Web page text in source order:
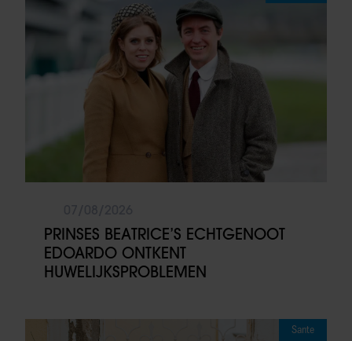
PRINSES BEATRICE’S ECHTGENOOT
EDOARDO ONTKENT
HUWELIJKSPROBLEMEN
Sante